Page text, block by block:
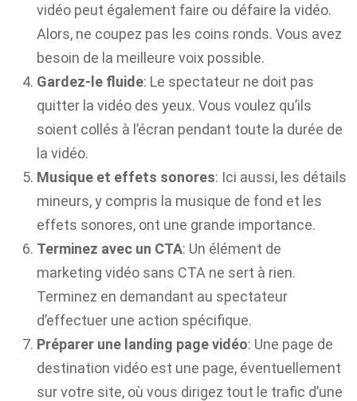
vidéo peut également faire ou défaire la vidéo.
Alors, ne coupez pas les coins ronds. Vous avez
besoin de la meilleure voix possible.
Gardez-le fluide: Le spectateur ne doit pas
quitter la vidéo des yeux. Vous voulez qu’ils
soient collés à l’écran pendant toute la durée de
la vidéo.
Musique et effets sonores: Ici aussi, les détails
mineurs, y compris la musique de fond et les
effets sonores, ont une grande importance.
Terminez avec un CTA: Un élément de
marketing vidéo sans CTA ne sert à rien.
Terminez en demandant au spectateur
d’effectuer une action spécifique.
Préparer une landing page vidéo: Une page de
destination vidéo est une page, éventuellement
sur votre site, où vous dirigez tout le trafic d’une